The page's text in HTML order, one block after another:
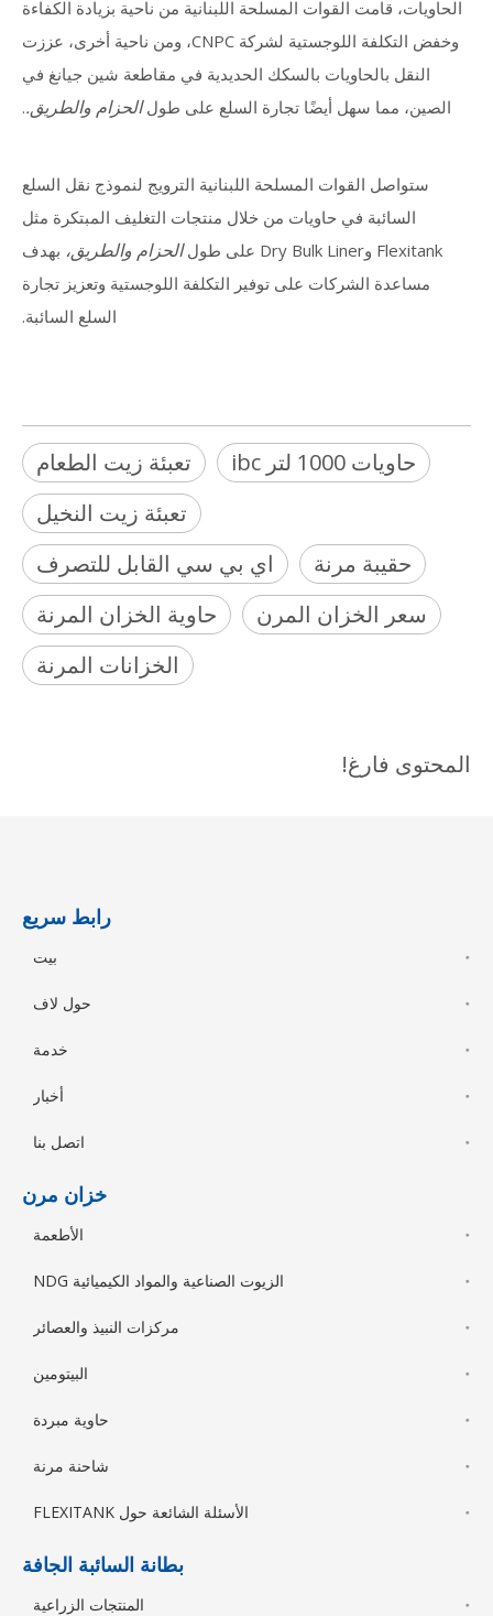
الحاويات، قامت القوات المسلحة اللبنانية من ناحية بزيادة الكفاءة
وخفض التكلفة اللوجستية لشركة CNPC، ومن ناحية أخرى، عززت
النقل بالحاويات بالسكك الحديدية في مقاطعة شين جيانغ في
الصين، مما سهل أيضًا تجارة السلع على طولالحزام والطريق..
ستواصل القوات المسلحة اللبنانية الترويج لنموذج نقل السلع
السائبة في حاويات من خلال منتجات التغليف المبتكرة مثل
Flexitank وDry Bulk Liner على طول
الحزام والطريق، بهدف
مساعدة الشركات على توفير التكلفة اللوجستية وتعزيز تجارة
السلع السائبة.
تعبئة زيت الطعام
حاويات 1000 لتر ibc
تعبئة زيت النخيل
اي بي سي القابل للتصرف
حقيبة مرنة
حاوية الخزان المرنة
سعر الخزان المرن
الخزانات المرنة
المحتوى فارغ!
رابط سريع
بيت
حول لاف
خدمة
أخبار
اتصل بنا
خزان مرن
الأطعمة
الزيوت الصناعية والمواد الكيميائية NDG
مركزات النبيذ والعصائر
البيتومين
حاوية مبردة
شاحنة مرنة
الأسئلة الشائعة حول FLEXITANK
بطانة السائبة الجافة
المنتجات الزراعية